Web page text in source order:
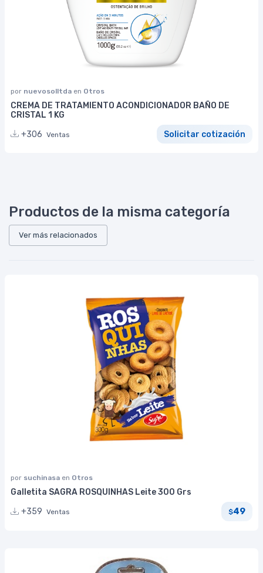
por nuevosolltda en Otros
CREMA DE TRATAMIENTO ACONDICIONADOR BAÑO DE
CRISTAL 1 KG
+306 Ventas Solicitar cotización
Productos de la misma categoría
Ver más relacionados
por suchinasa en Otros
Galletita SAGRA ROSQUINHAS Leite 300 Grs
+359 Ventas $49